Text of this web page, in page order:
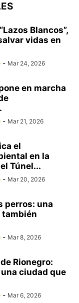
Blancos”,
vidas en
- Mar 24, 2026
en marcha
- Mar 21, 2026
el
en la
Túnel...
- Mar 20, 2026
perros: una
también
- Mar 8, 2026
Rionegro:
ciudad que
- Mar 6, 2026